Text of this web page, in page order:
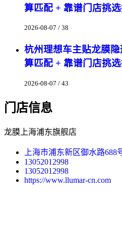
算匹配 + 靠谱门店挑
2026-08-07 / 38
杭州理想车主贴龙膜
算匹配 + 靠谱门店挑
2026-08-07 / 43
门店信息
龙膜上海浦东旗舰店
上海市浦东新区御水路688
13052012998
13052012998
https://www.llumar-cn.com